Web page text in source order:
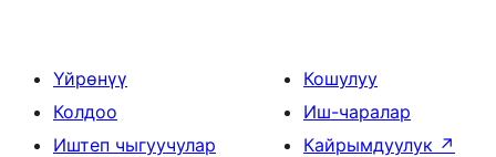
Үйрөнүү
Колдоо
Иштеп чыгуучулар
Кошулуу
Иш-чаралар
Кайрымдуулук ↗